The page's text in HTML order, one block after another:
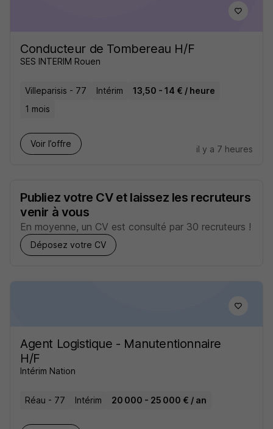
Conducteur de Tombereau H/F
SES INTERIM Rouen
Villeparisis - 77 Intérim
13,50 - 14 € / heure
1 mois
Voir l’offre
il y a 7 heures
Publiez votre CV et laissez les recruteurs
venir à vous
En moyenne, un CV est consulté par 30 recruteurs !
Déposez votre CV
Agent Logistique - Manutentionnaire
H/F
Intérim Nation
Réau - 77 Intérim 20 000 - 25 000 € / an